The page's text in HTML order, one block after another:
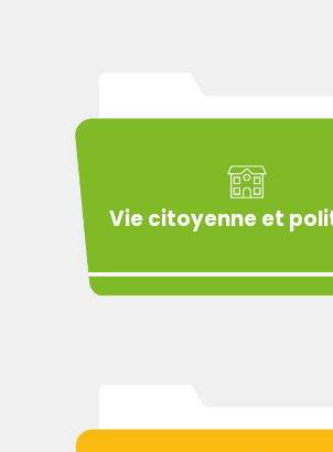
Vie citoyenne et